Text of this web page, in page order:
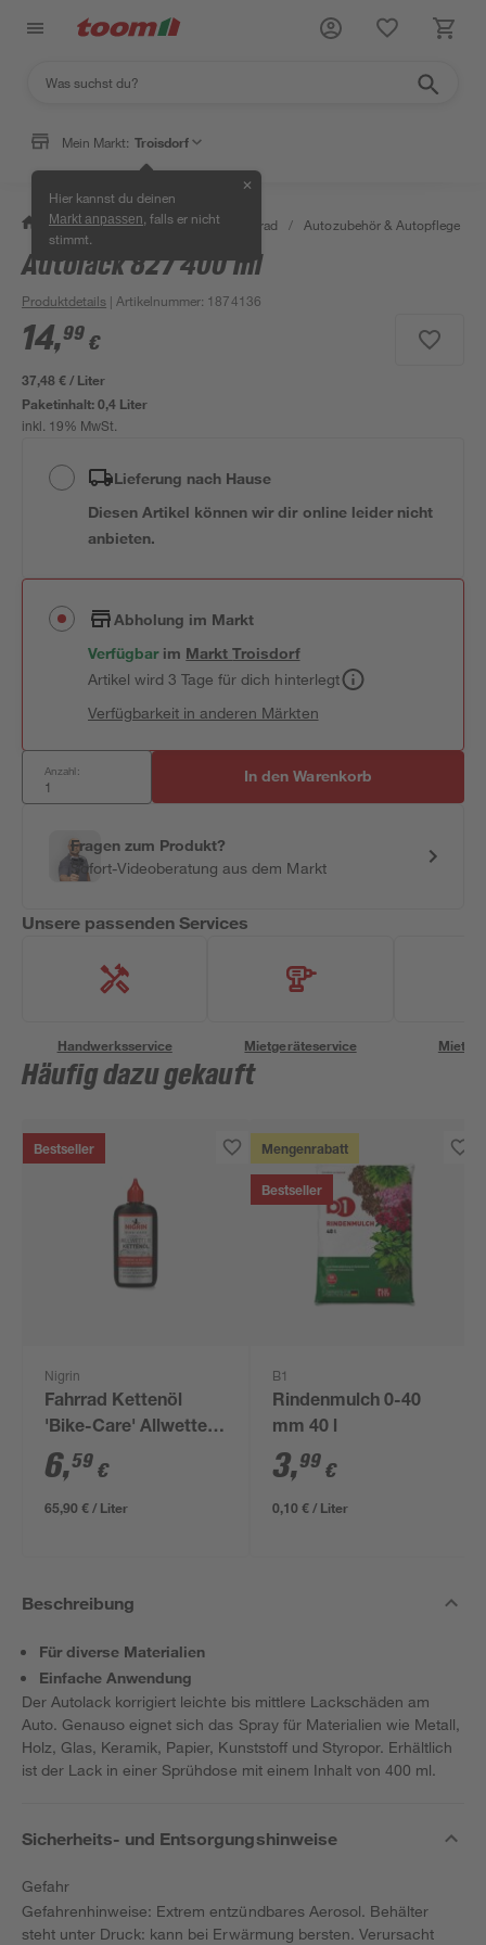
Mein Markt: Troisdorf
Hier kannst du deinen
Markt anpassen , falls er nicht
stimmt.
✕
/ Garten & Freizeit / Auto & Fahrrad / Autozubehör & Autopflege
Autolack 827 400 ml
Produktdetails | Artikelnummer: 1874136
14,99 €
37,48 € / Liter
Paketinhalt:0,4 Liter
inkl. 19% MwSt.
Lieferung nach Hause
Diesen Artikel können wir dir online leider nicht
anbieten.
Abholung im Markt
Verfügbar im MarktTroisdorf
Artikel wird 3 Tage für dich hinterlegt
Verfügbarkeit in anderen Märkten
Anzahl: In den Warenkorb
Fragen zum Produkt?
Sofort-Videoberatung aus dem Markt
Unsere passenden Services
Handwerksservice Mietgeräteservice
Häufig dazu gekauft
Bestseller
Nigrin
Fahrrad Kettenöl
'Bike-Care' Allwetter
100 ml
6,59 €
65,90 € / Liter
Mengenrabatt
Bestseller
B1
Rindenmulch 0-40
mm 40 l
3,99 €
0,10 € / Liter
Beschreibung
Für diverse Materialien
Einfache Anwendung
Der Autolack korrigiert leichte bis mittlere Lackschäden am
Auto. Genauso eignet sich das Spray für Materialien wie Metall,
Holz, Glas, Keramik, Papier, Kunststoff und Styropor. Erhältlich
ist der Lack in einer Sprühdose mit einem Inhalt von 400 ml.
Sicherheits- und Entsorgungshinweise
Gefahr
Gefahrenhinweise: Extrem entzündbares Aerosol. Behälter
steht unter Druck: kann bei Erwärmung bersten. Verursacht